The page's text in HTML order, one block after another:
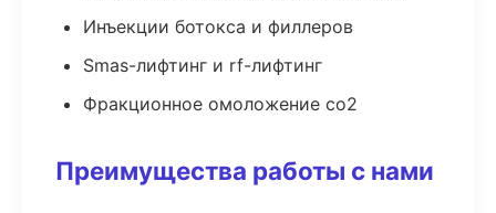
Инъекции ботокса и филлеров
Smas-лифтинг и rf-лифтинг
Фракционное омоложение co2
Преимущества работы с нами